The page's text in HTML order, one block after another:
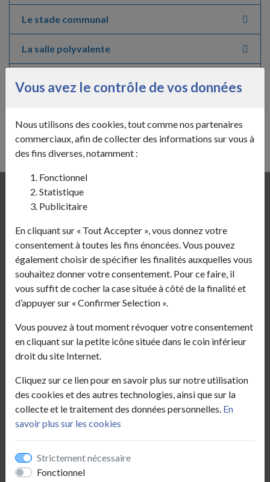
Vous avez le contrôle de vos données
Nous utilisons des cookies, tout comme nos partenaires
commerciaux, afin de collecter des informations sur vous à
des fins diverses, notamment :
Fonctionnel
Statistique
Publicitaire
En cliquant sur « Tout Accepter », vous donnez votre
consentement à toutes les fins énoncées. Vous pouvez
également choisir de spécifier les finalités auxquelles vous
souhaitez donner votre consentement. Pour ce faire, il
vous suffit de cocher la case située à côté de la finalité et
d’appuyer sur « Confirmer Selection ».
Vous pouvez à tout moment révoquer votre consentement
en cliquant sur la petite icône située dans le coin inférieur
droit du site Internet.
Cliquez sur ce lien pour en savoir plus sur notre utilisation
des cookies et des autres technologies, ainsi que sur la
collecte et le traitement des données personnelles. En
savoir plus sur les cookies
Strictement nécessaire
Fonctionnel
Le stade communal
La salle polyvalente
Les aires de jeux
La S@ine
Mairie de Sains-Richaumont
02120 Sains-Richaumont
03 23 60 91 28
mairie.sains-richaumont@wanadoo.fr
Horaires
Horaires du secrétariat de mairie (état civil,
urbanisme, location de salles…)
- Du lundi au vendredi de 8h30 à 11h30
Horaires du service cartes d’identité/passeports
- Lundi, mardi, jeudi et vendredi de 13h15 à 16h45
- Fermé le mercredi
- Tél :03 23 60 31 24
Horaires de l’agence postale communale
- Du lundi au vendredi de 8h45 à 11h15
- Le samedi de 10h à 11h45